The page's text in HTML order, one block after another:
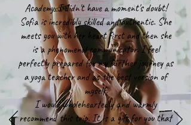
Academy, I didn't have a moment's doubt!
Sofia is incredibly skilled and authentic. She
meets you with her heart first and then she
is a phenomenal communicator. I feel
perfectly prepared for my further journey as
a yoga teacher and as the best version of
myself.
I would wholeheartedly and warmly
recommend this trip. It is a gift for you that